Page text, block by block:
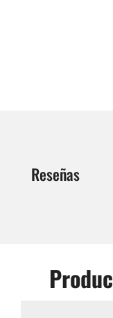
Reseñas